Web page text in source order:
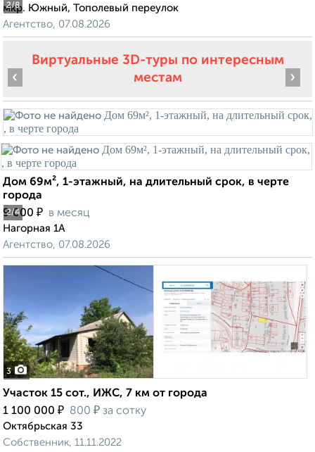
2/8
мкр. Южный, Тополевый переулок
Агентство, 07.08.2026
Виртуальные 3D-туры по интересным
местам
2/4
‹ ›
Дом 69м², 1-этажный, на длительный срок, в черте
города
9 000 ₽ в месяц
Нагорная 1А
Агентство, 07.08.2026
3
Участок 15 сот., ИЖС, 7 км от города
1 100 000 ₽ 800 ₽ за сотку
Октябрьская 33
Собственник, 11.11.2022